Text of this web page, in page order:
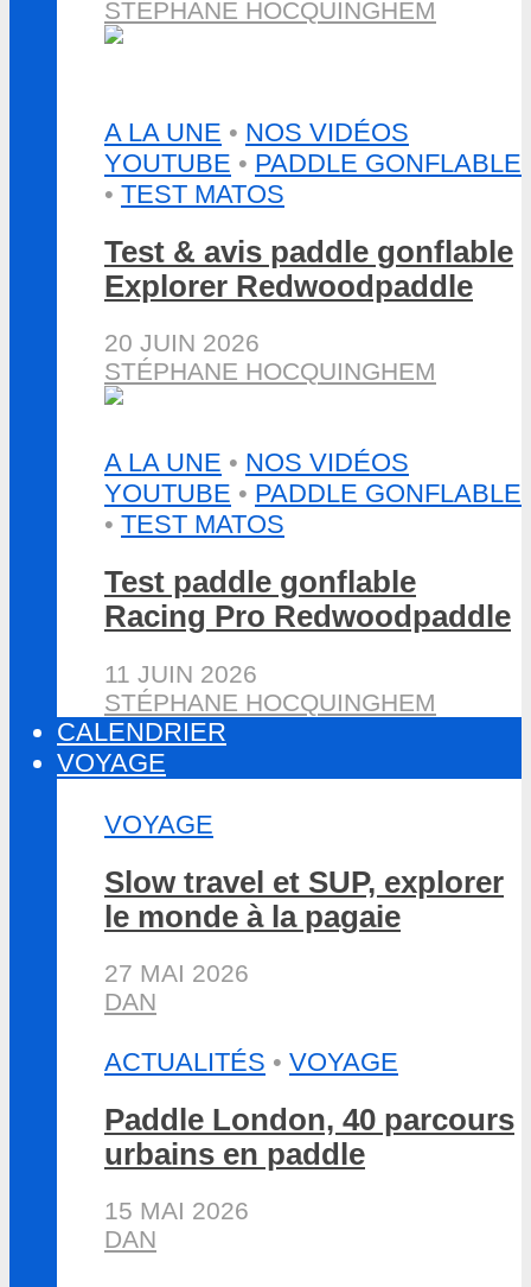
STÉPHANE HOCQUINGHEM
A LA UNE • NOS VIDÉOS
YOUTUBE • PADDLE GONFLABLE
• TEST MATOS
Test & avis paddle gonflable
Explorer Redwoodpaddle
20 JUIN 2026
STÉPHANE HOCQUINGHEM
A LA UNE • NOS VIDÉOS
YOUTUBE • PADDLE GONFLABLE
• TEST MATOS
Test paddle gonflable
Racing Pro Redwoodpaddle
11 JUIN 2026
STÉPHANE HOCQUINGHEM
CALENDRIER
VOYAGE
VOYAGE
Slow travel et SUP, explorer
le monde à la pagaie
27 MAI 2026
DAN
ACTUALITÉS • VOYAGE
Paddle London, 40 parcours
urbains en paddle
15 MAI 2026
DAN